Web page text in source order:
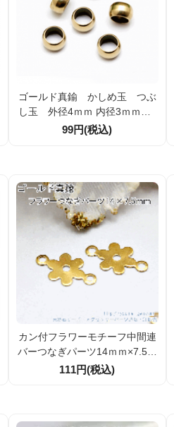
ゴールド真鍮 かしめ玉 つぶ
し玉 外径4ｍｍ 内径3ｍｍ 1
0個／100個（86986761）
99円(税込)
カン付フラワーモチーフ中間連
バーつなぎパーツ14ｍｍ×7.5ｍ
ｍ／高品質ゴールド真鍮製／4
111円(税込)